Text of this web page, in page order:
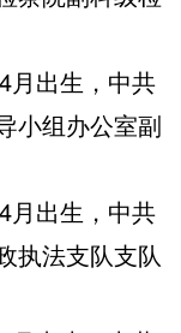
出生，中共
小组办公室副
出生，中共
执法支队支队